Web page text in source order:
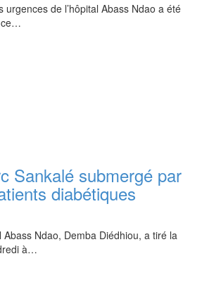
urgences de l’hôpital Abass Ndao a été
ce…
Sankalé submergé par
diabétiques
Abass Ndao, Demba Diédhiou, a tiré la
à…